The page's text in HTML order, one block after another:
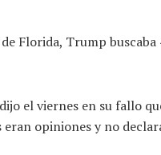
Florida, Trump
el viernes en su fallo
opiniones y no